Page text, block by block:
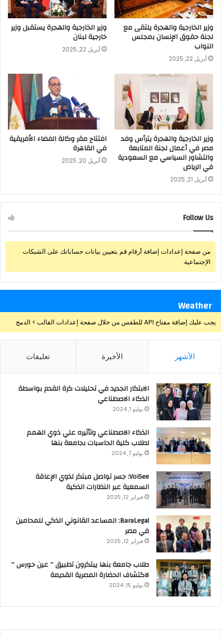
وزير الخارجية والهجرة يلتقى مع
لجنة حقوق الإنسان بمجلس
النواب
أبريل 22, 2025
وزير الخارجية والهجرة يستقبل وزير
خارجية لبنان
أبريل 22, 2025
وزير الخارجية والهجرة يترأس وفد
مصر في أعمال لجنة المتابعة
والتشاور السياسي مع السعودية
في الرياض
أبريل 21, 2025
افتتاح مقر وكالة الفضاء الأفريقية
في القاهرة
أبريل 20, 2025
Follow Us
من صفحة إعدادات إضافة أرقام قم بتعيين بيانات حساباتك على الشبكات
الإجتماعية.
Weather
يجب عليك إضافة مفتاح API للطقس من خلال صفحة إعدادات القالب > الدمج
الأشهر الأخيرة تعليقات
الابتكار الجديد في تحليلات كرة القدم بواسطة
الذكاء الاصطناعي
يوليو 1, 2024
الذكاء الاصطناعي وتأثيره علي ذوي الهمم
لطلاب كلية الحاسبات بجامعة بنها
يوليو 7, 2024
VoiSee: جسر تواصل مبتكر لذوي الإعاقة
السمعية عبر النظارات الذكية
فبراير 12, 2025
BaraLegal: المساعد القانوني الذكي للمحامين
في مصر
فبراير 12, 2025
طلاب جامعة بنها يبتكرون تطبيق ” عين حورس ”
لاكتشاف الحضارة المصرية القديمة
يوليو 15, 2024